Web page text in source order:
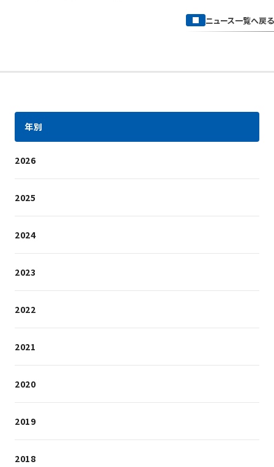
ニュース一覧へ戻る
年別
2026
2025
2024
2023
2022
2021
2020
2019
2018